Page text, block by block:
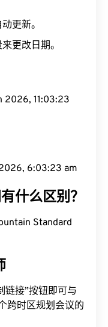
更新。
更改日期。
2026, 11:03:24
6:03:24 am
什么区别？
Standard
链接”按钮即可与
跨时区规划会议的